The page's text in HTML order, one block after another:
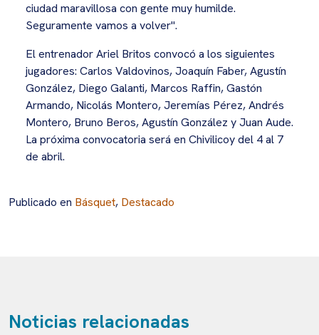
ciudad maravillosa con gente muy humilde.
Seguramente vamos a volver".
El entrenador Ariel Britos convocó a los siguientes
jugadores: Carlos Valdovinos, Joaquín Faber, Agustín
González, Diego Galanti, Marcos Raffin, Gastón
Armando, Nicolás Montero, Jeremías Pérez, Andrés
Montero, Bruno Beros, Agustín González y Juan Aude.
La próxima convocatoria será en Chivilicoy del 4 al 7
de abril.
Publicado en Básquet, Destacado
Noticias relacionadas